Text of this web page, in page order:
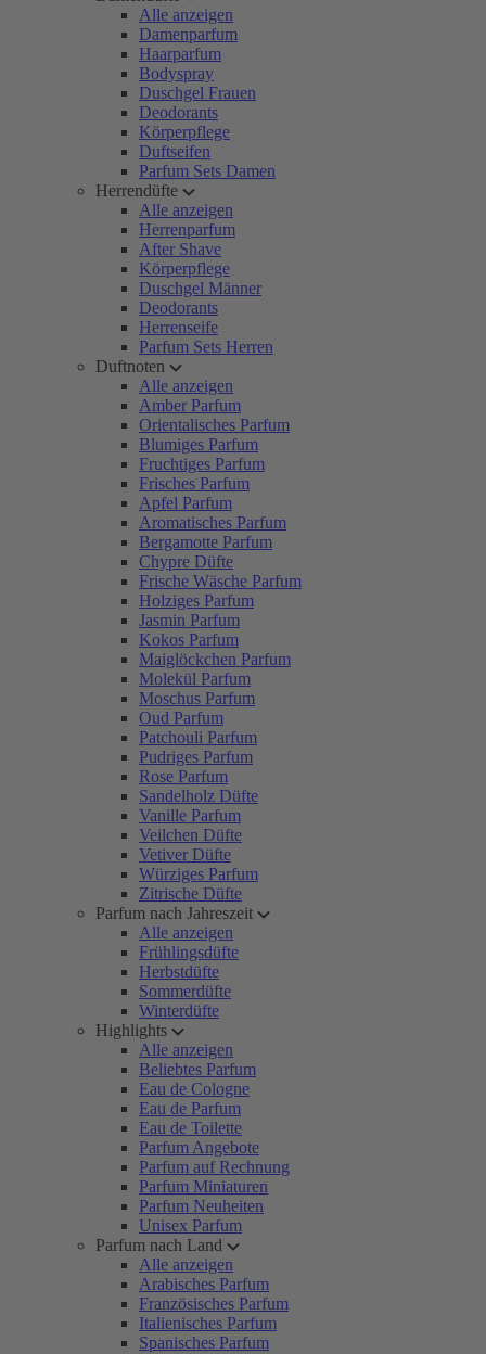
Alle anzeigen
Damenparfum
Haarparfum
Bodyspray
Duschgel Frauen
Deodorants
Körperpflege
Duftseifen
Parfum Sets Damen
Herrendüfte
Alle anzeigen
Herrenparfum
After Shave
Körperpflege
Duschgel Männer
Deodorants
Herrenseife
Parfum Sets Herren
Duftnoten
Alle anzeigen
Amber Parfum
Orientalisches Parfum
Blumiges Parfum
Fruchtiges Parfum
Frisches Parfum
Apfel Parfum
Aromatisches Parfum
Bergamotte Parfum
Chypre Düfte
Frische Wäsche Parfum
Holziges Parfum
Jasmin Parfum
Kokos Parfum
Maiglöckchen Parfum
Molekül Parfum
Moschus Parfum
Oud Parfum
Patchouli Parfum
Pudriges Parfum
Rose Parfum
Sandelholz Düfte
Vanille Parfum
Veilchen Düfte
Vetiver Düfte
Würziges Parfum
Zitrische Düfte
Parfum nach Jahreszeit
Alle anzeigen
Frühlingsdüfte
Herbstdüfte
Sommerdüfte
Winterdüfte
Highlights
Alle anzeigen
Beliebtes Parfum
Eau de Cologne
Eau de Parfum
Eau de Toilette
Parfum Angebote
Parfum auf Rechnung
Parfum Miniaturen
Parfum Neuheiten
Unisex Parfum
Parfum nach Land
Alle anzeigen
Arabisches Parfum
Französisches Parfum
Italienisches Parfum
Spanisches Parfum